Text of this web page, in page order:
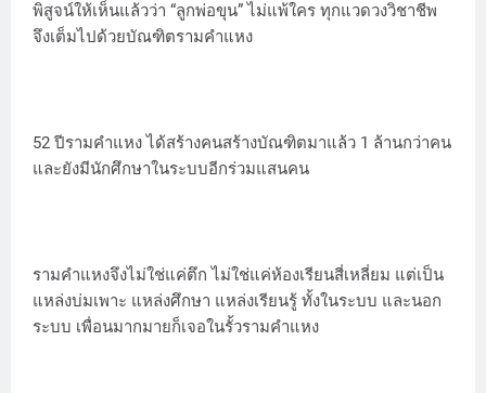
พิสูจน์ให้เห็นแล้วว่า “ลูกพ่อขุน” ไม่แพ้ใคร ทุกแวดวงวิชาชีพ
จึงเต็มไปด้วยบัณฑิตรามคำแหง
52 ปีรามคำแหง ได้สร้างคนสร้างบัณฑิตมาแล้ว 1 ล้านกว่าคน
และยังมีนักศึกษาในระบบอีกร่วมแสนคน
รามคำแหงจึงไม่ใช่แค่ตึก ไม่ใช่แค่ห้องเรียนสี่เหลี่ยม แต่เป็น
แหล่งบ่มเพาะ แหล่งศึกษา แหล่งเรียนรู้ ทั้งในระบบ และนอก
ระบบ เพื่อนมากมายก็เจอในรั้วรามคำแหง